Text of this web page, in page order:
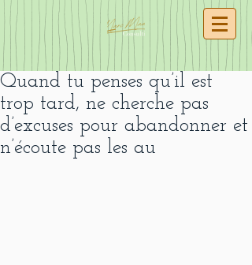
Quand tu penses qu’il est
trop tard, ne cherche pas
d’excuses pour abandonner et
n’écoute pas les au